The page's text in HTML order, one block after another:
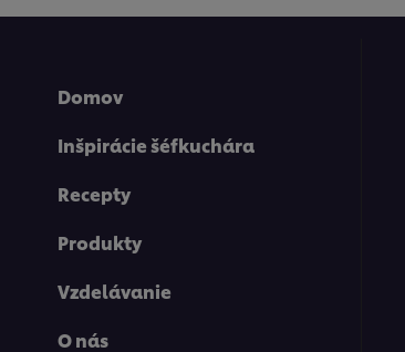
Domov
Inšpirácie šéfkuchára
Recepty
Produkty
Vzdelávanie
O nás